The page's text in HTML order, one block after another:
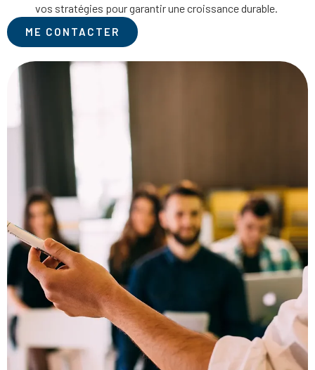
vos stratégies pour garantir une croissance durable.
ME CONTACTER